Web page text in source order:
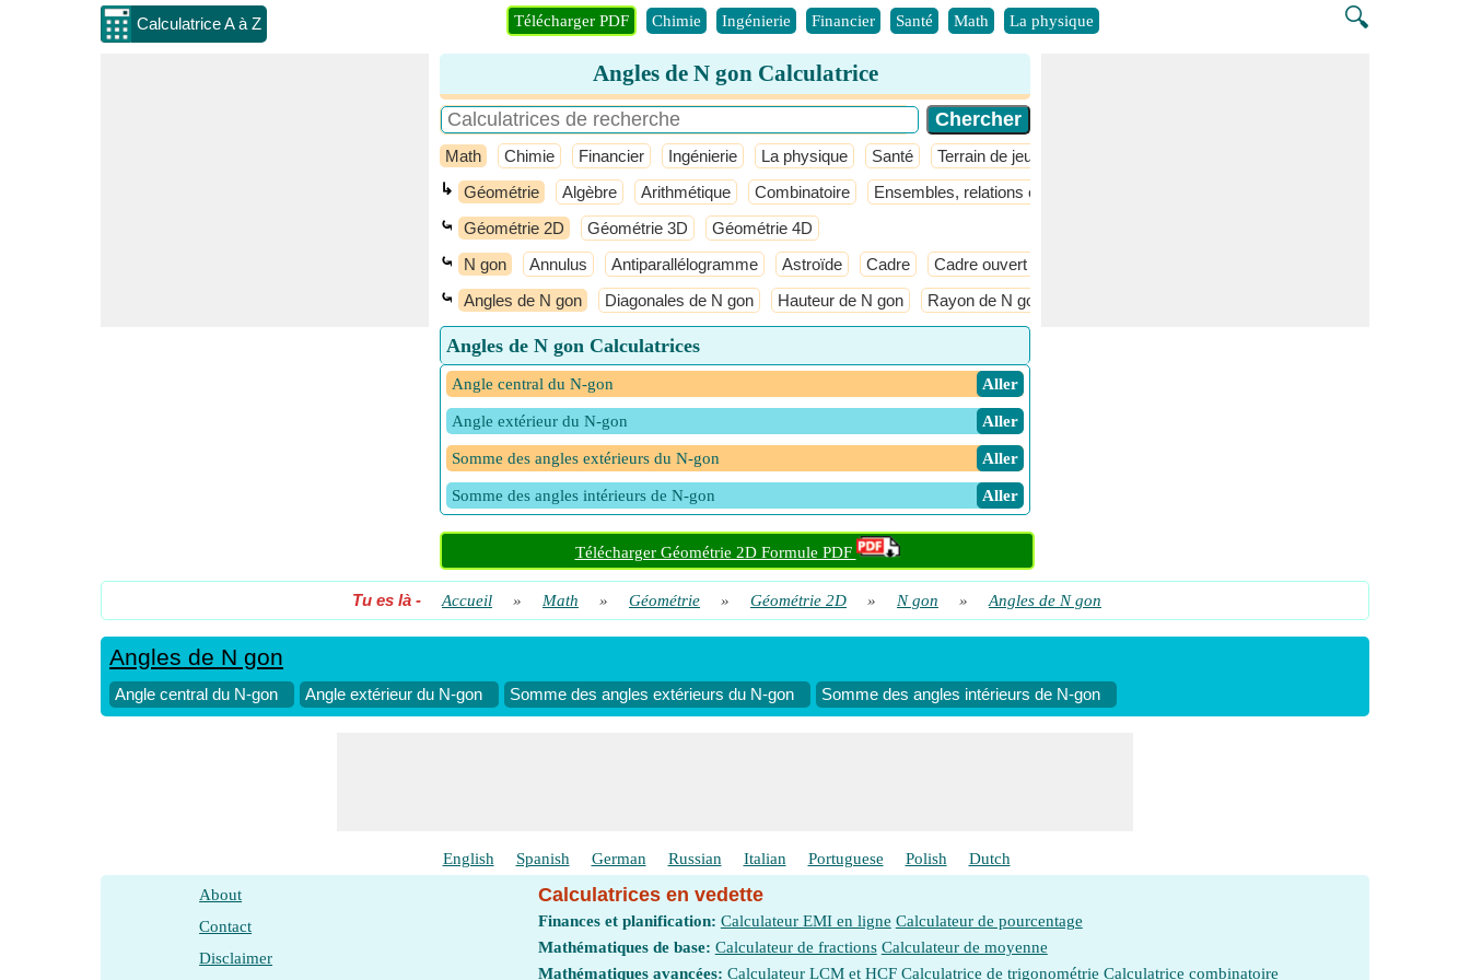
Calculatrice A à Z 🔍
Télécharger PDF Chimie Ingénierie Financier Santé Math La physique
Angles de N gon Calculatrice
Math Chimie Financier Ingénierie La physique Santé Terrain de jeux
↳ Géométrie Algèbre Arithmétique Combinatoire Ensembles, relations et fonctions
⤿ Géométrie 2D Géométrie 3D Géométrie 4D
⤿ N gon Annulus Antiparallélogramme Astroïde Cadre Cadre ouvert
⤿ Angles de N gon Diagonales de N gon Hauteur de N gon Rayon de N gon
Angles de N gon Calculatrices
Angle central du N-gon ​ Aller
Angle extérieur du N-gon ​ Aller
Somme des angles extérieurs du N-gon ​ Aller
Somme des angles intérieurs de N-gon ​ Aller
Télécharger Géométrie 2D Formule PDF
Tu es là - Accueil » Math » Géométrie » Géométrie 2D » N gon » Angles de N gon
Angles de N gon
Angle central du N-gon Angle extérieur du N-gon Somme des angles extérieurs du N-gon Somme des angles intérieurs de N-gon
English Spanish German Russian Italian Portuguese Polish Dutch
About
Contact
Disclaimer
Calculatrices en vedette
Finances et planification: Calculateur EMI en ligne Calculateur de pourcentage
Mathématiques de base: Calculateur de fractions Calculateur de moyenne
Mathématiques avancées: Calculateur LCM et HCF Calculatrice de trigonométrie Calculatrice combinatoire